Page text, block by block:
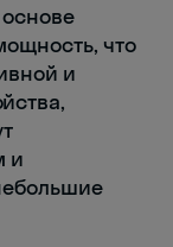
что
и
и